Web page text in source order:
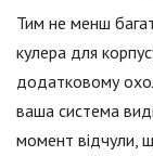
Тим не менш
кулера для
додатковому
ваша система
момент відчули,